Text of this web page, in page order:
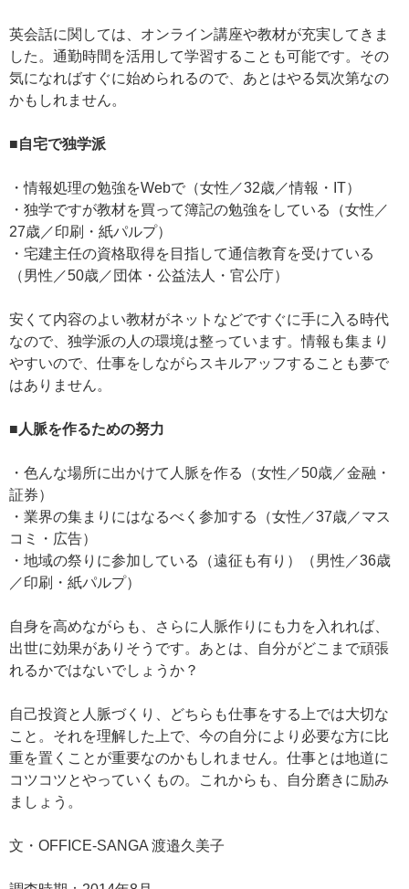
英会話に関しては、オンライン講座や教材が充実してきま
した。通勤時間を活用して学習することも可能です。その
気になればすぐに始められるので、あとはやる気次第なの
かもしれません。
■自宅で独学派
・情報処理の勉強をWebで（女性／32歳／情報・IT）
・独学ですが教材を買って簿記の勉強をしている（女性／
27歳／印刷・紙パルプ）
・宅建主任の資格取得を目指して通信教育を受けている
（男性／50歳／団体・公益法人・官公庁）
安くて内容のよい教材がネットなどですぐに手に入る時代
なので、独学派の人の環境は整っています。情報も集まり
やすいので、仕事をしながらスキルアッフすることも夢で
はありません。
■人脈を作るための努力
・色んな場所に出かけて人脈を作る（女性／50歳／金融・
証券）
・業界の集まりにはなるべく参加する（女性／37歳／マス
コミ・広告）
・地域の祭りに参加している（遠征も有り）（男性／36歳
／印刷・紙パルプ）
自身を高めながらも、さらに人脈作りにも力を入れれば、
出世に効果がありそうです。あとは、自分がどこまで頑張
れるかではないでしょうか？
自己投資と人脈づくり、どちらも仕事をする上では大切な
こと。それを理解した上で、今の自分により必要な方に比
重を置くことが重要なのかもしれません。仕事とは地道に
コツコツとやっていくもの。これからも、自分磨きに励み
ましょう。
文・OFFICE-SANGA 渡邉久美子